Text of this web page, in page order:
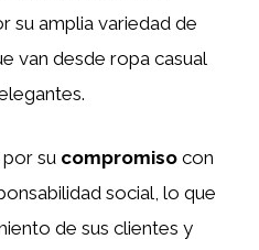
su amplia variedad de
van desde ropa casual
su compromiso con
social, lo que
de sus clientes y